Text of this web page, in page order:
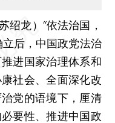
绍龙） “依法治国，
后，中国政党法治
进国家治理体系和
社会、全面深化改
党的语境下，厘清
要性、推进中国政